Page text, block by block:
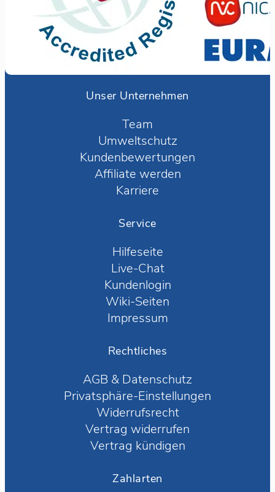
Unser Unternehmen
Team
Umweltschutz
Kundenbewertungen
Affiliate werden
Karriere
Service
Hilfeseite
Live-Chat
Kundenlogin
Wiki-Seiten
Impressum
Rechtliches
AGB & Datenschutz
Privatsphäre-Einstellungen
Widerrufsrecht
Vertrag widerrufen
Vertrag kündigen
Zahlarten